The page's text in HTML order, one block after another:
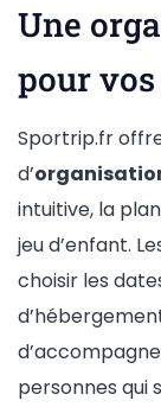
Une
pour
Sportrip.fr
d’
intuitive, la
jeu d’enfant.
choisir les
personnes qui